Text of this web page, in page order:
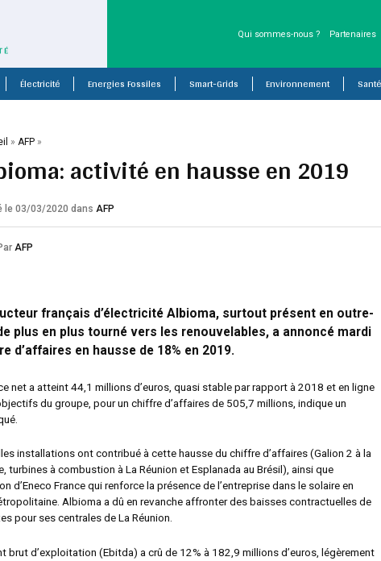
Qui sommes-nous ? Partenaires
Électricité Energies Fossiles Smart-Grids Environnement
»AFP »
activité en hausse en 2019
le 03/03/2020dans AFP
AFP
français d’électricité Albioma, surtout présent en outre-
plus en plus tourné vers les renouvelables, a annoncé mardi
d’affaires en hausse de 18% en 2019.
net a atteint 44,1 millions d’euros, quasi stable par rapport à 2018 et en ligne
du groupe, pour un chiffre d’affaires de 505,7 millions, indique un
installations ont contribué à cette hausse du chiffre d’affaires (Galion 2 à la
turbines à combustion à La Réunion et Esplanada au Brésil), ainsi que
d’Eneco France qui renforce la présence de l’entreprise dans le solaire en
Albioma a dû en revanche affronter des baisses contractuelles de
pour ses centrales de La Réunion.
brut d’exploitation (Ebitda) a crû de 12% à 182,9 millions d’euros, légèrement